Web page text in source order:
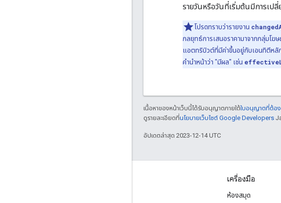
รายวันหรือวันที่เริ่มต้นมีการเป
โปรดทราบว่ารายงาน
กลยุทธ์การเสนอราคามาจากกลุ่มโฆ
แอตทริบิวต์ที่มีค่าขึ้นอยู่กับเอนทิตีหลั
คำนำหน้าว่า "มีผล" เช่น
เนื้อหาของหน้าเว็บนี้ได้รับอนุญาตภายใต้ใบอนุญาตที่ต้อ
ดูรายละเอียดที่นโยบายเว็บไซต์ Google Developers
อัปเดตล่าสุด 2023-12-14 UTC
เครื่องมือ
ห้องสมุด